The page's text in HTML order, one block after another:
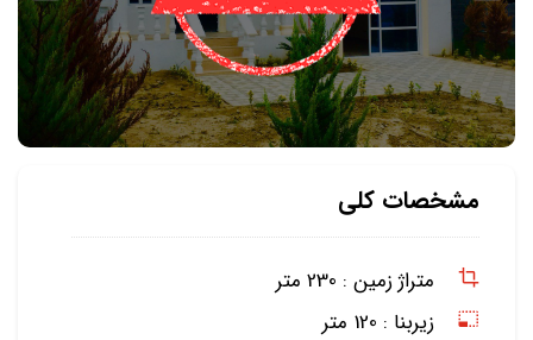
مشخصات کلی
متراژ زمین : 230 متر
زیربنا : 120 متر